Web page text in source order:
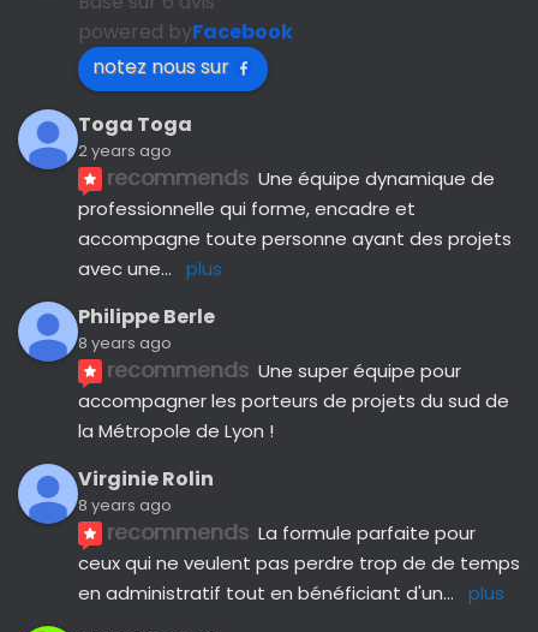
powered byFacebook
notez nous sur
Toga Toga
2 years ago
recommends Une équipe dynamique de
professionnelle qui forme, encadre et
accompagne toute personne ayant des projets
avec une... plus
Philippe Berle
8 years ago
recommends Une super équipe pour
accompagner les porteurs de projets du sud de
la Métropole de Lyon !
Virginie Rolin
8 years ago
recommends La formule parfaite pour
ceux qui ne veulent pas perdre trop de de temps
en administratif tout en bénéficiant d'un... plus